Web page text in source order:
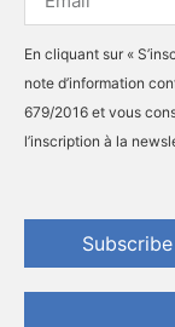
En cliquant sur «
note d’information
679/2016 et vous
l’inscription à la
Subscribe